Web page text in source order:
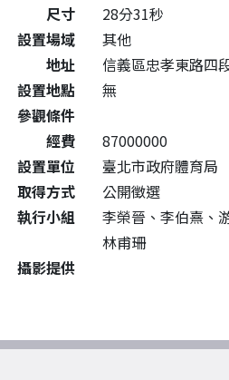
尺寸
28分31秒
設置場域
其他
地址
信義區忠孝東路四
設置地點
無
參觀條件
經費
87000000
設置單位
臺北市政府體育局
取得方式
公開徵選
執行小組
李榮晉、李伯熹、
林甫珊
攝影提供